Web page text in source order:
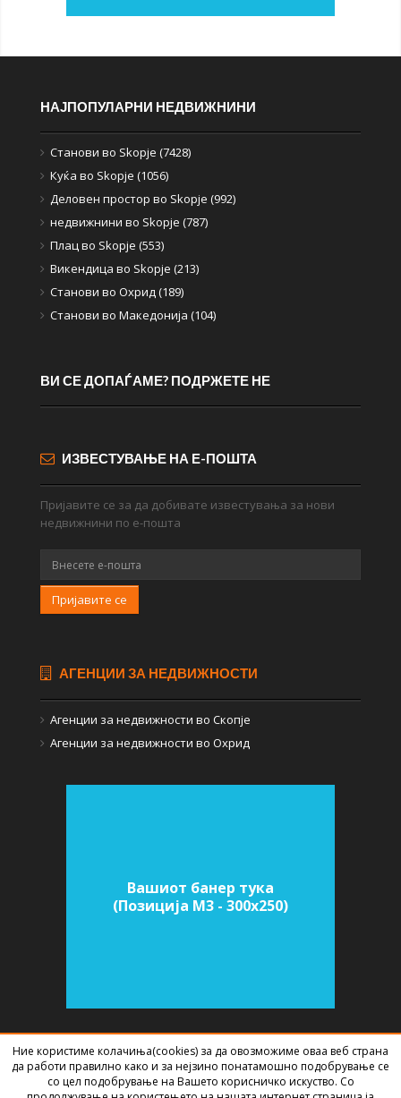
НАЈПОПУЛАРНИ НЕДВИЖНИНИ
Станови во Skopje (7428)
Куќа во Skopje (1056)
Деловен простор во Skopje (992)
недвижнини во Skopje (787)
Плац во Skopje (553)
Викендица во Skopje (213)
Станови во Охрид (189)
Станови во Македонија (104)
ВИ СЕ ДОПАЃАМЕ? ПОДРЖЕТЕ НЕ
ИЗВЕСТУВАЊЕ НА Е-ПОШТА
Пријавите се за да добивате известувања за нови
недвижнини по е-пошта
Пријавите се
АГЕНЦИИ ЗА НЕДВИЖНОСТИ
Агенции за недвижности во Скопје
Агенции за недвижности во Охрид
Вашиот банер тука
(Позиција M3 - 300х250)
СОФТВЕР ЗА АГЕНЦИИ ЗА НЕДВИЖНИНИИЗРАБОТЕН ОД BEST NET
STUDIO
Ние користиме колачиња(cookies) за да овозможиме оваа веб страна
да работи правилно како и за нејзино понатамошно подобрување се
со цел подобрување на Вашето корисничко искуство. Со